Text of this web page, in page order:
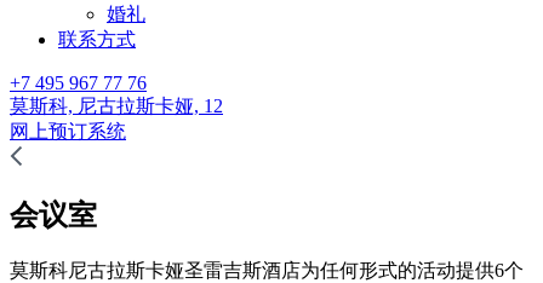
婚礼
联系方式
+7 495 967 77 76
莫斯科, 尼古拉斯卡娅, 12
网上预订系统
会议室
莫斯科尼古拉斯卡娅圣雷吉斯酒店为任何形式的活动提供6个